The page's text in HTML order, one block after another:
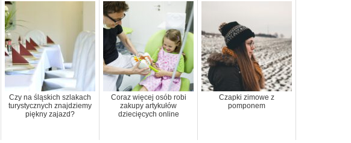
Czy na śląskich szlakach
turystycznych znajdziemy
piękny zajazd?
Coraz więcej osób robi
zakupy artykułów
dziecięcych online
Czapki zimowe z
pomponem